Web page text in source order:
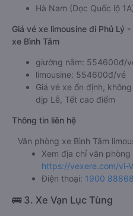
Hà Nam (Dọc Quốc lộ
Giá vé xe limousine đi Phủ Lý
xe Bình Tâm
giường nằm: 554600đ/
limousine: 554600đ/vé
Giá vé xe ổn định,
dịp Lễ, Tết cao điểm
Thông tin liên hệ
Văn phòng xe Bình Tâm
Xem địa chỉ văn phòng
https://vexere.com/vi-
Điện thoại: 1900
🚌 3. Xe Vạn Lục Tùng